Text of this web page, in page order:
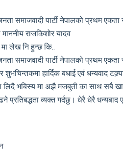
समाजवादी पार्टी नेपालको प्रथम एकता
राजकिशोर यादव
लेख नि हुन्छ कि..
समाजवादी पार्टी नेपालको प्रथम
शुभचिन्तकमा हार्दिक बधाई एवं धन्यवाद
लिदै भबिस्य मा अझै मजबुती का साथ सबै
प्रतिबद्धता व्यक्त गर्दछु। धेरै धेरै धन्यबाद